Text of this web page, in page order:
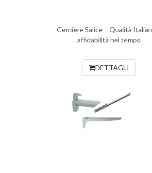
Cerniere Salice – Qualità
affidabilità nel tempo
DETTAGLI